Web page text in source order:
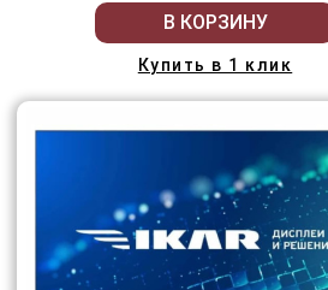
В КОРЗИНУ
Купить в 1 клик